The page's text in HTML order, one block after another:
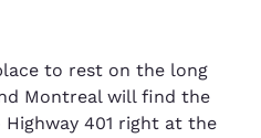
to rest on the long
Montreal will find the
401 right at the